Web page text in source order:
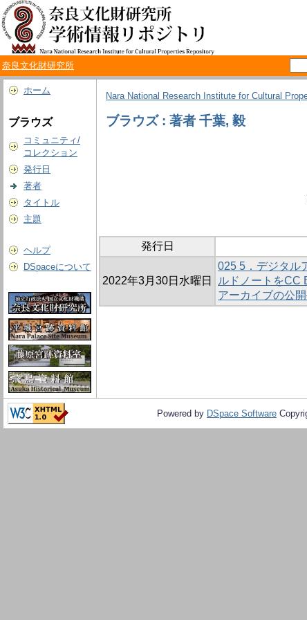
奈良文化財研究所
ホーム
ブラウズ
コミュニティ/
コレクション
発行日
著者
タイトル
主題
ヘルプ
DSpaceについて
Nara National Research Institute for Cultural
ブラウズ : 著者 千葉, 毅
発行日
2022年3月30日水曜日
025 5．デジタル
ルドノートをCC
アーカイブの公
Powered by DSpace Software